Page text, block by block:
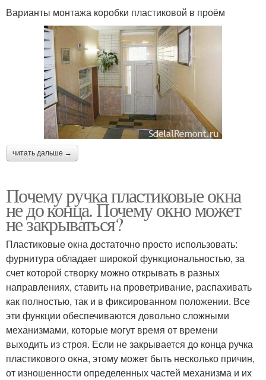
Варианты монтажа коробки пластиковой в проём
читать дальше →
Почему ручка пластиковые окна
не до конца. Почему окно может
не закрываться?
Пластиковые окна достаточно просто использовать:
фурнитура обладает широкой функциональностью, за
счет которой створку можно открывать в разных
направлениях, ставить на проветривание, распахивать
как полностью, так и в фиксированном положении. Все
эти функции обеспечиваются довольно сложными
механизмами, которые могут время от времени
выходить из строя. Если не закрывается до конца ручка
пластикового окна, этому может быть несколько причин,
от изношенности определенных частей механизма и их